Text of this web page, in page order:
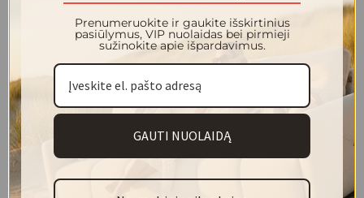
NOW OR NEVER | 06 | Smėlinė
NOW OR NEVER
Prenumeruokite ir gaukite išskirtinius
pasiūlymus, VIP nuolaidas bei pirmieji
sužinokite apie išpardavimus.
GAUTI NUOLAIDĄ